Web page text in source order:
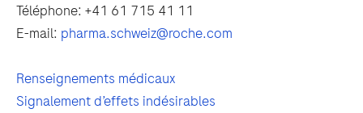
Téléphone: +41 61 715 41 11
E-mail: pharma.schweiz@roche.com
Renseignements médicaux
Signalement d’effets indésirables